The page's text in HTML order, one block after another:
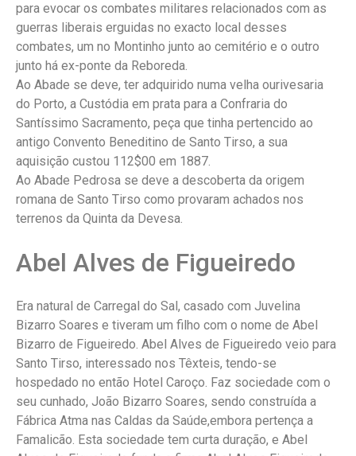
para evocar os combates militares relacionados com as
guerras liberais erguidas no exacto local desses
combates, um no Montinho junto ao cemitério e o outro
junto há ex-ponte da Reboreda.
Ao Abade se deve, ter adquirido numa velha ourivesaria
do Porto, a Custódia em prata para a Confraria do
Santíssimo Sacramento, peça que tinha pertencido ao
antigo Convento Beneditino de Santo Tirso, a sua
aquisição custou 112$00 em 1887.
Ao Abade Pedrosa se deve a descoberta da origem
romana de Santo Tirso como provaram achados nos
terrenos da Quinta da Devesa.
Abel Alves de Figueiredo
Era natural de Carregal do Sal, casado com Juvelina
Bizarro Soares e tiveram um filho com o nome de Abel
Bizarro de Figueiredo. Abel Alves de Figueiredo veio para
Santo Tirso, interessado nos Têxteis, tendo-se
hospedado no então Hotel Caroço. Faz sociedade com o
seu cunhado, João Bizarro Soares, sendo construída a
Fábrica Atma nas Caldas da Saúde,embora pertença a
Famalicão. Esta sociedade tem curta duração, e Abel